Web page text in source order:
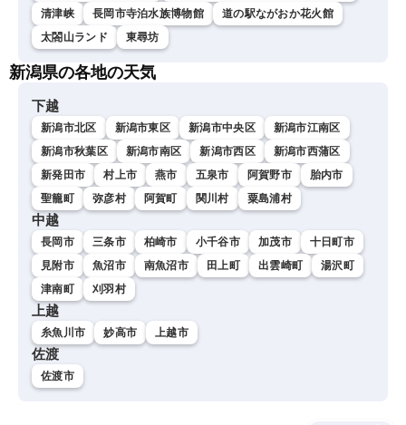
清津峡 長岡市寺泊水族博物館
道の駅ながおか花火館
太閤山ランド
東尋坊
新潟県の各地の天気
下越
新潟市北区 新潟市東区 新潟市中央区
新潟市江南区
新潟市秋葉区
新潟市南区 新潟市西区
新潟市西蒲区
新発田市
村上市 燕市 五泉市 阿賀野市
胎内市
聖籠町
弥彦村 阿賀町 関川村 粟島浦村
中越
長岡市 三条市 柏崎市 小千谷市 加茂市
十日町市
見附市
魚沼市 南魚沼市 田上町 出雲崎町
湯沢町
津南町
刈羽村
上越
糸魚川市 妙高市 上越市
佐渡
佐渡市